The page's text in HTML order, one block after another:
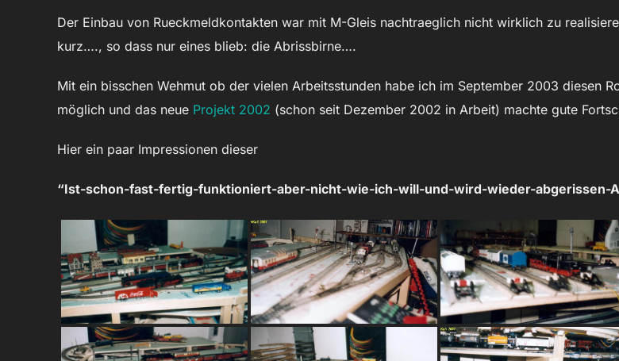
Der Einbau von Rueckmeldkontakten war mit M-Gleis nachtraeglich nicht wirklich zu
kurz…., so dass nur eines blieb: die Abrissbirne….
Mit ein bisschen Wehmut ob der vielen Arbeitsstunden habe ich im September 2003 diesen
möglich und das neue Projekt 2002 (schon seit Dezember 2002 in Arbeit) machte gute
Hier ein paar Impressionen dieser
“Ist-schon-fast-fertig-funktioniert-aber-nicht-wie-ich-will-und-wird-wieder-abgerissen-